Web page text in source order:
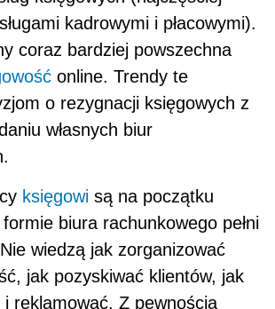
kadrowymi i płacowymi).
coraz bardziej powszechna
online. Trendy te
o rezygnacji księgowych z
własnych biur
księgowi są na początku
formie biura rachunkowego pełni
wiedzą jak zorganizować
jak pozyskiwać klientów, jak
reklamować. Z pewnością